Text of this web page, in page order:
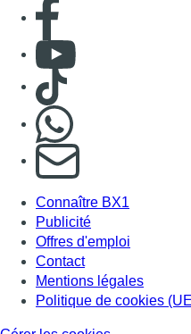
Contact
Mentions légales
Politique de cookies (UE)
Gérer les cookies